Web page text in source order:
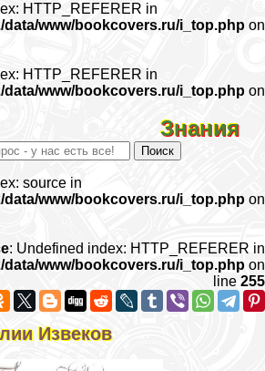
HTTP_REFERER in
data/www/bookcovers.ru/i_top.php on
HTTP_REFERER in
data/www/bookcovers.ru/i_top.php on
Знания
source in
data/www/bookcovers.ru/i_top.php on
: Undefined index: HTTP_REFERER in
data/www/bookcovers.ru/i_top.php on
line 255
Извеков